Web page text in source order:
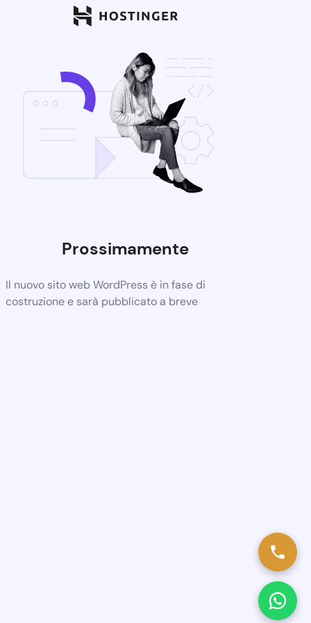
Prossimamente
Il nuovo sito web WordPress è in fase di
costruzione e sarà pubblicato a breve